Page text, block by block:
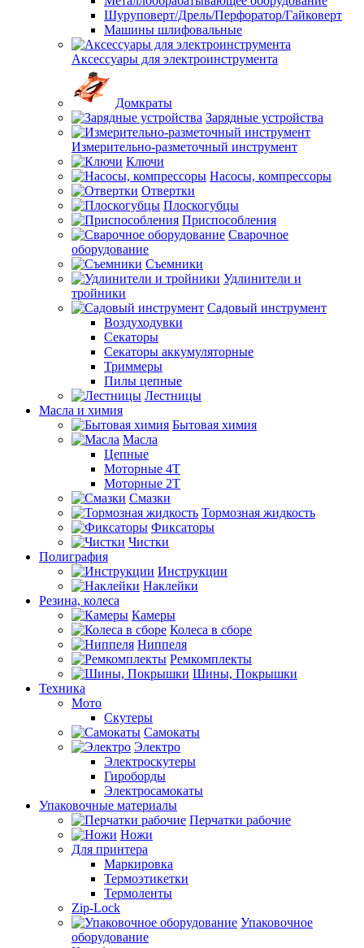
Шуруповерт/Дрель/Перфоратор/Гайковерт
Машины шлифовальные
Аксессуары для электроинструмента
Домкраты
Зарядные устройства
Измерительно-разметочный инструмент
Ключи
Насосы, компрессоры
Отвертки
Плоскогубцы
Приспособления
Сварочное
оборудование
Съемники
Удлинители и
тройники
Садовый инструмент
Воздуходувки
Секаторы
Секаторы аккумуляторные
Триммеры
Пилы цепные
Лестницы
Масла и химия
Бытовая химия
Масла
Цепные
Моторные 4Т
Моторные 2Т
Смазки
Тормозная жидкость
Фиксаторы
Чистки
Полиграфия
Инструкции
Наклейки
Резина, колеса
Камеры
Колеса в сборе
Ниппеля
Ремкомплекты
Шины, Покрышки
Техника
Мото
Скутеры
Самокаты
Электро
Электроскутеры
Гироборды
Электросамокаты
Упаковочные материалы
Перчатки рабочие
Ножи
Для принтера
Маркировка
Термоэтикетки
Термоленты
Zip-Lock
Упаковочное
оборудование